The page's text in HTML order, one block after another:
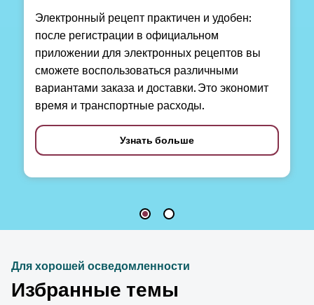
Электронный рецепт практичен и удобен:
после регистрации в официальном
приложении для электронных рецептов вы
сможете воспользоваться различными
вариантами заказа и доставки. Это экономит
время и транспортные расходы.
Узнать больше
Для хорошей осведомленности
Избранные темы